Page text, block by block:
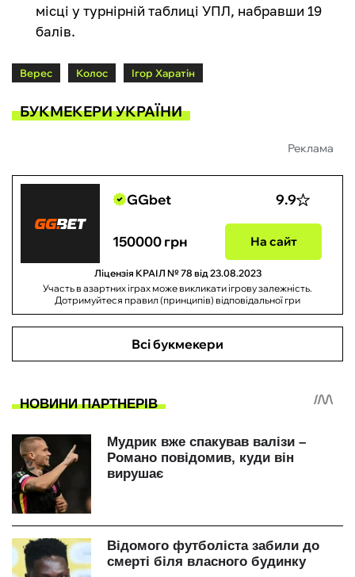
місці у турнірній таблиці УПЛ, набравши 19
балів.
Верес Колос Ігор Харатін
БУКМЕКЕРИ УКРАЇНИ
Реклама
GGbet 9.9
150000 грн На сайт
Ліцензія КРАІЛ № 78 від 23.08.2023
Участь в азартних іграх може викликати ігрову залежність.
Дотримуйтеся правил (принципів) відповідальної гри
Всі букмекери